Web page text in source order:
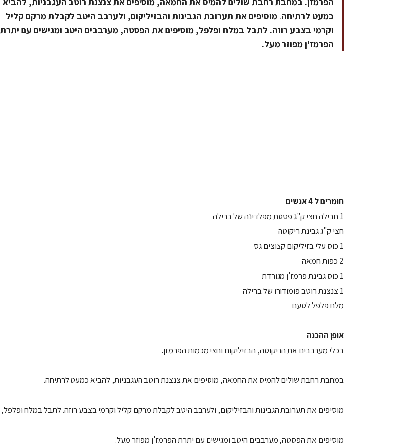
כמעט לרתיחה. מוסיפים את תערובת הגבינות והבזיליקום, ולערבב היטב לקבלת מרקם קליל
וקרמי בצבע רוזה. לתבל במלח ופלפל, מוסיפים את הפסטה, מערבבים היטב ומגישים עם יתרת
הפרמז'ן מפוזר מעל.
חומרים ל 4 אנשים
1 חבילה חצי ק"ג פסטת מפלדינה של ברילה
חצי ק"ג גבינת ריקוטה
1 כוס עלי בזיליקום קצוצים גס
2 כפות חמאה
1 כוס גבינת פרמז'ן מגורדת
1 צנצנת רוטב פומודורו של ברילה
מלח פלפל לטעם
אופן ההכנה
בכלי מערבבים את הריקוטה, הבזיליקום וחצי מכמות הפרמזן.
במחבת רחבת שולים להמיס את החמאה, מוסיפים את צנצנת רוטב העגבניות, להביא כמעט לרתיחה.
מוסיפים את תערובת הגבינות והבזיליקום, ולערבב היטב לקבלת מרקם קליל וקרמי בצבע רוזה. לתבל במלח ופלפל,
מוסיפים את הפסטה, מערבבים היטב ומגישים עם יתרת הפרמז'ן מפוזר מעל.